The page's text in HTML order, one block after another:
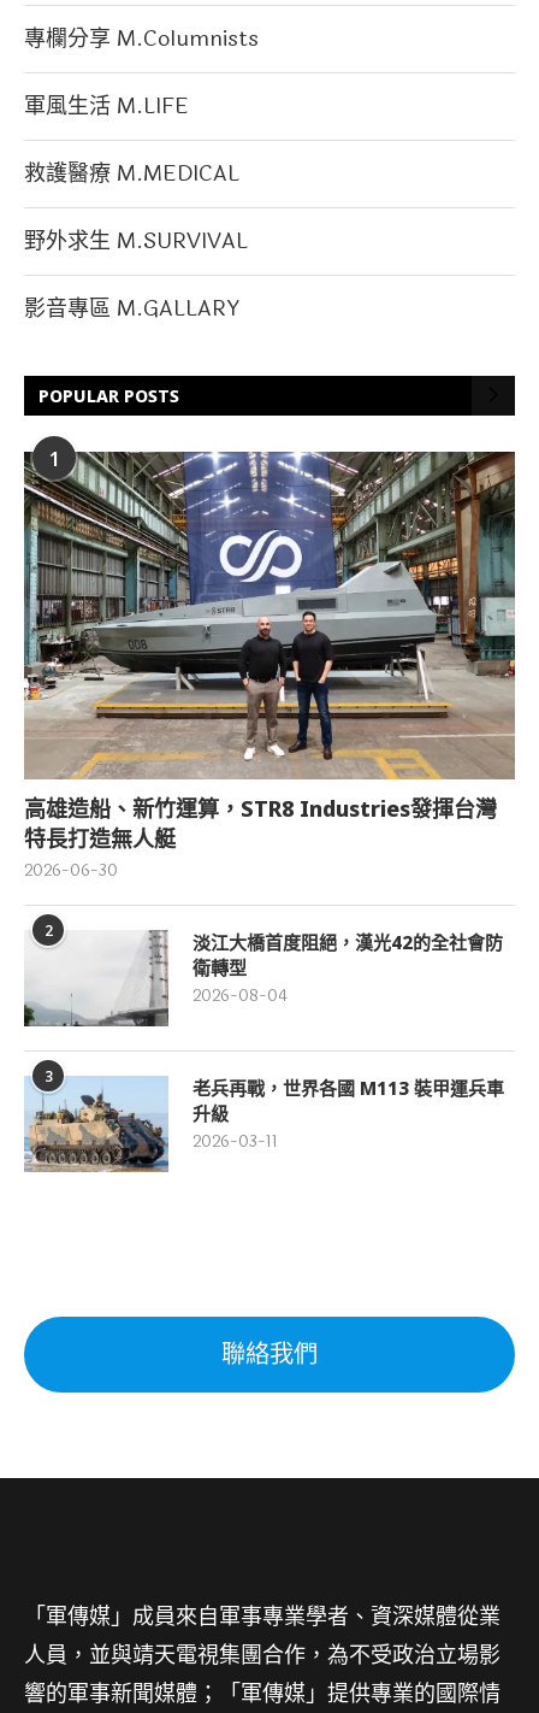
專欄分享 M.Columnists
軍風生活 M.LIFE
救護醫療 M.MEDICAL
野外求生 M.SURVIVAL
影音專區 M.GALLARY
POPULAR POSTS
1
高雄造船、新竹運算，STR8 Industries發揮台灣
特長打造無人艇
2026-06-30
2
淡江大橋首度阻絕，漢光42的全社會防
衛轉型
2026-08-04
3
老兵再戰，世界各國 M113 裝甲運兵車
升級
2026-03-11
聯絡我們
「軍傳媒」成員來自軍事專業學者、資深媒體從業
人員，並與靖天電視集團合作，為不受政治立場影
響的軍事新聞媒體；「軍傳媒」提供專業的國際情